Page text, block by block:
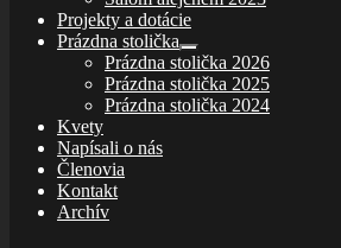
Projekty a dotácie
Prázdna stolička
rozbaliť
odvodené
menu
Prázdna stolička 2026
Prázdna stolička 2025
Prázdna stolička 2024
Kvety
Napísali o nás
Členovia
Kontakt
Archív